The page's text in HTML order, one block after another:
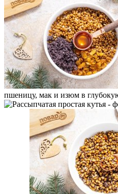
пшеницу, мак и изюм в